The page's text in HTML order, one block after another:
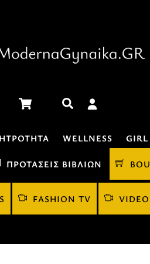
Cart Αναζήτηση
WELLNESS GIRL
ΠΡΟΤΆΣΕΙΣ ΒΙΒΛΊΩΝ
FASHION TV